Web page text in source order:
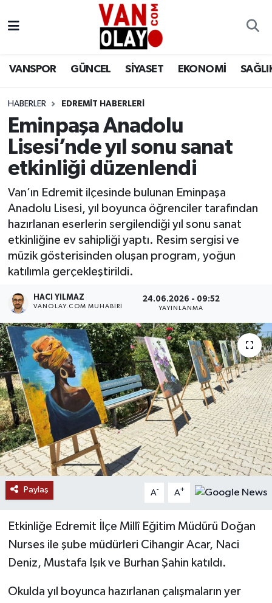
VANSPOR GÜNCEL SİYASET EKONOMİ
HABERLER EDREMİT HABERLERİ
Eminpaşa Anadolu
Lisesi’nde yıl sonu sanat
etkinliği düzenlendi
Van’ın Edremit ilçesinde bulunan Eminpaşa
Anadolu Lisesi, yıl boyunca öğrenciler tarafından
hazırlanan eserlerin sergilendiği yıl sonu sanat
etkinliğine ev sahipliği yaptı. Resim sergisi ve
müzik gösterisinden oluşan program, yoğun
katılımla gerçekleştirildi.
HACI YILMAZ
VANOLAY.COM MUHABIRI
24.06.2026 - 09:52
YAYINLANMA
Paylaş A- A+
Etkinliğe Edremit İlçe Millî Eğitim Müdürü Doğan
Nurses ile şube müdürleri Cihangir Acar, Naci
Deniz, Mustafa Işık ve Burhan Şahin katıldı.
Okulda yıl boyunca hazırlanan çalışmaların yer
Siyaset
Ekonomi
Sağlık
Dünya
RESMİ İLANLAR
Van Nöbetçi Eczaneler
Van Namaz Vakitleri
Van Trafik Yoğunluk Haritası
Süper Lig Puan Durumu ve Fikstür
Tüm Manşetler
Son Dakika Haberleri
Haber Arşivi